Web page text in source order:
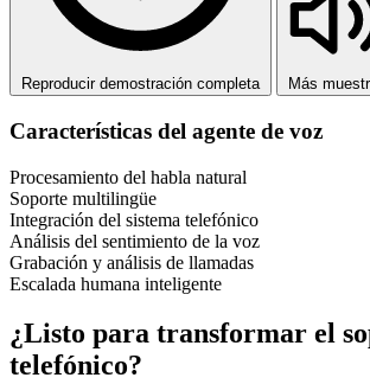
Reproducir demostración completa Más
Características del agente de voz
Procesamiento del habla natural
Soporte multilingüe
Integración del sistema telefónico
Análisis del sentimiento de la voz
Grabación y análisis de llamadas
Escalada humana inteligente
¿Listo para transformar el
telefónico?